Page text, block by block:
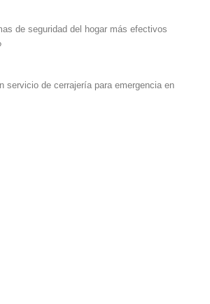
de seguridad del hogar más efectivos
servicio de cerrajería para emergencia en